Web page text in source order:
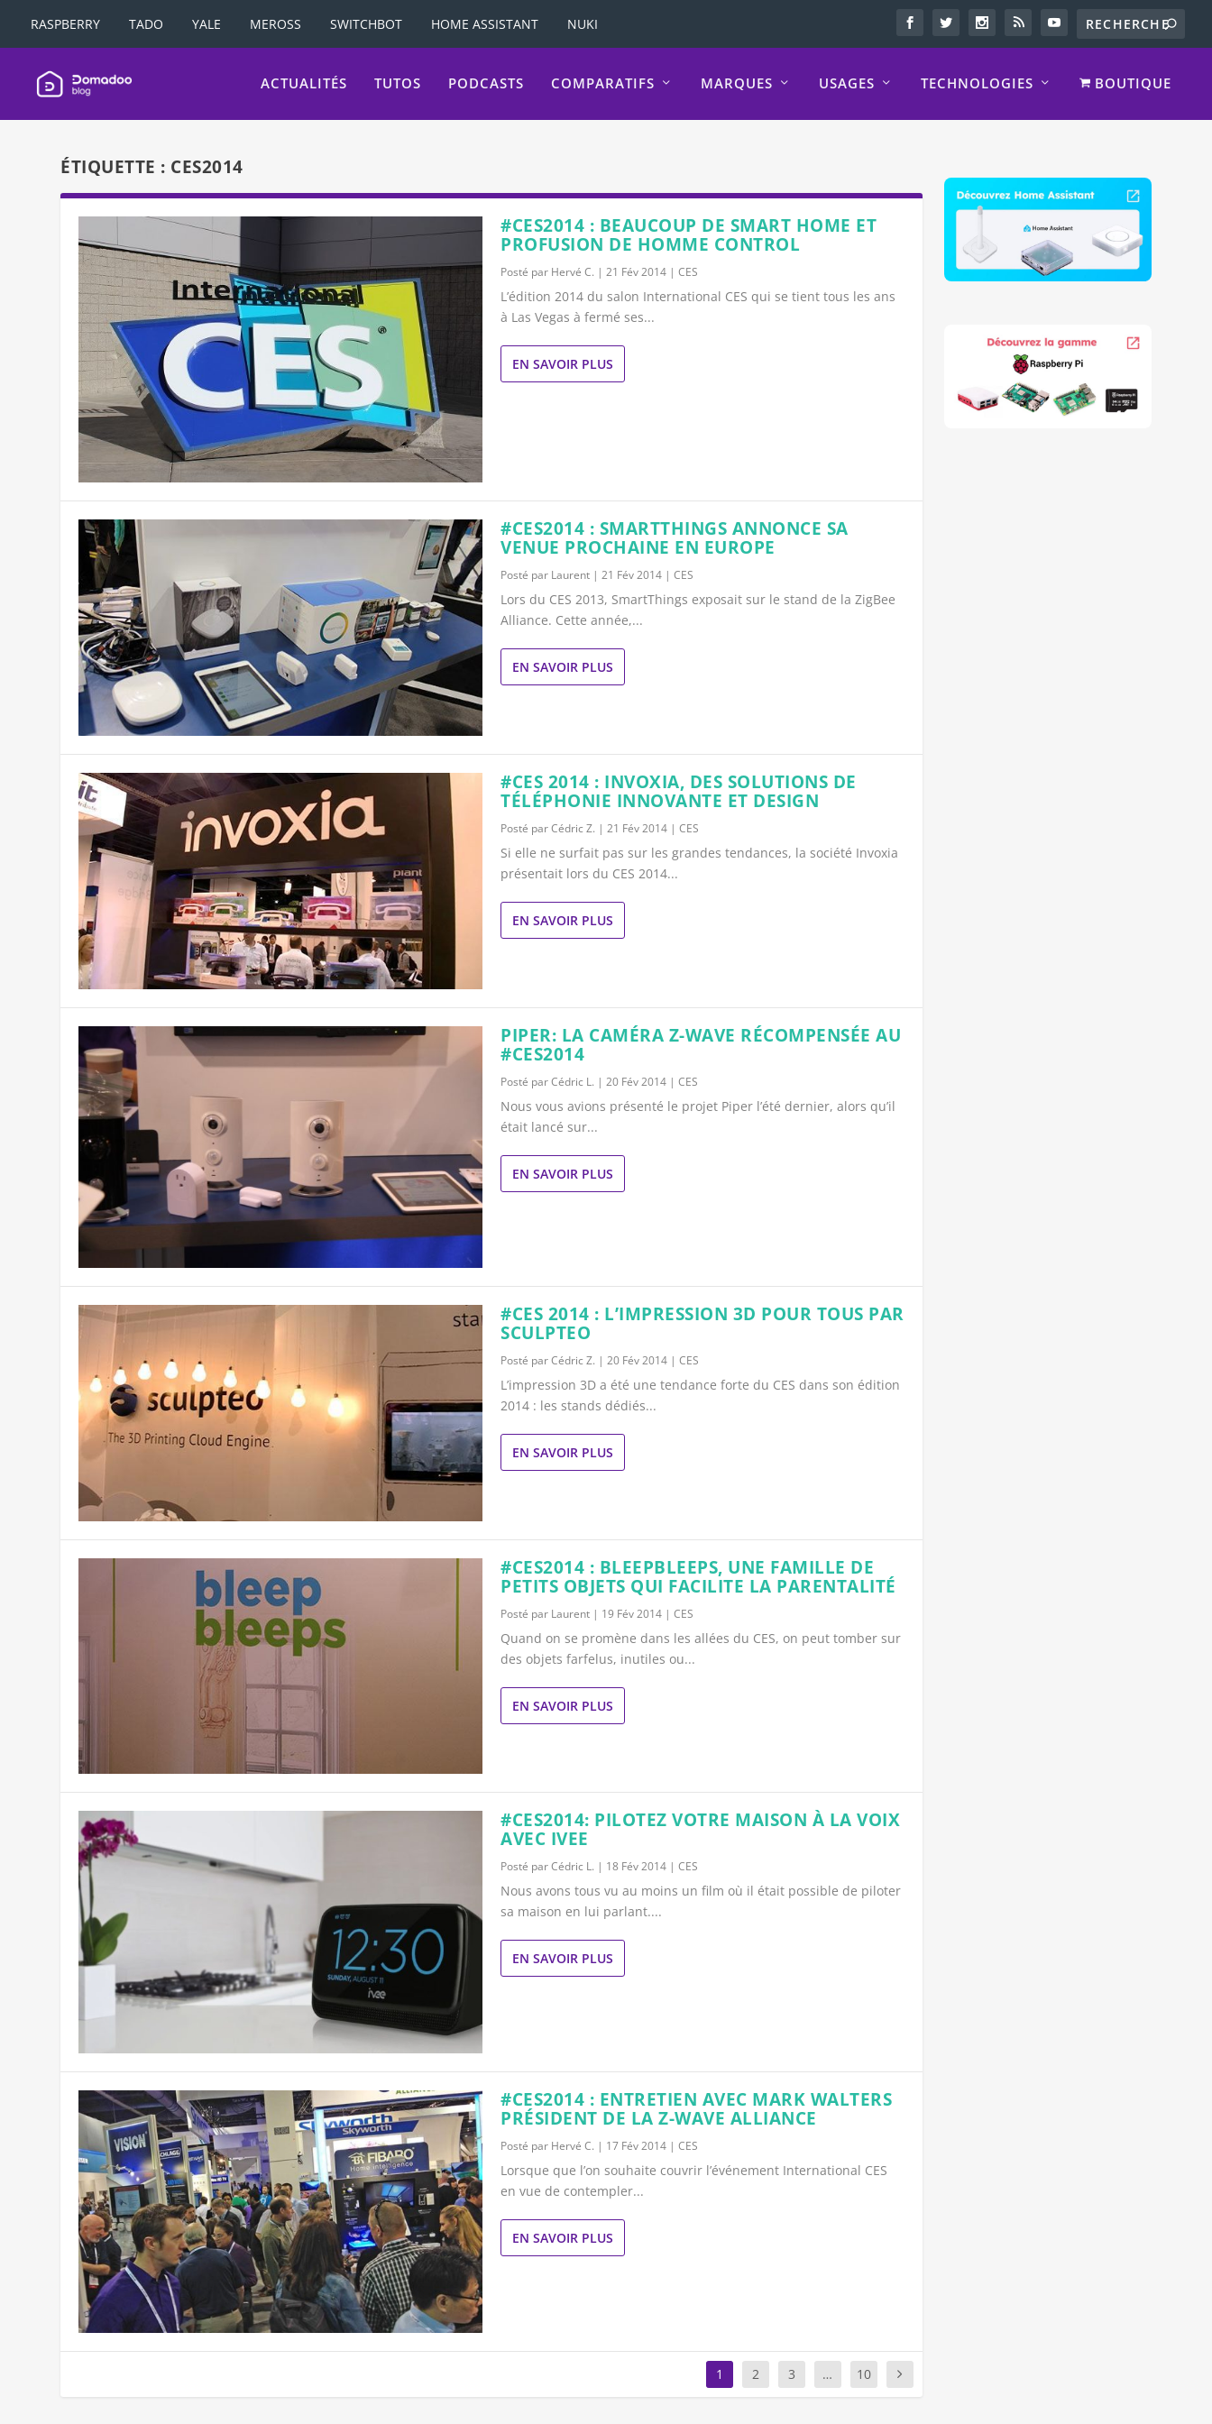
RASPBERRY TADO YALE MEROSS SWITCHBOT HOME ASSISTANT NUKI
ACTUALITÉS TUTOS PODCASTS COMPARATIFS MARQUES USAGES TECHNOLOGIES BOUTIQUE
ÉTIQUETTE : CES2014
#CES2014 : BEAUCOUP DE SMART HOME ET
PROFUSION DE HOMME CONTROL
Posté par Hervé C. |21 Fév 2014 |CES
L’édition 2014 du salon International CES qui se tient tous les ans
à Las Vegas à fermé ses...
EN SAVOIR PLUS
#CES2014 : SMARTTHINGS ANNONCE SA
VENUE PROCHAINE EN EUROPE
Posté par Laurent |21 Fév 2014 |CES
Lors du CES 2013, SmartThings exposait sur le stand de la ZigBee
Alliance. Cette année,...
EN SAVOIR PLUS
#CES 2014 : INVOXIA, DES SOLUTIONS DE
TÉLÉPHONIE INNOVANTE ET DESIGN
Posté parCédric Z. |21 Fév 2014 |CES
Si elle ne surfait pas sur les grandes tendances, la société Invoxia
présentait lors du CES 2014...
EN SAVOIR PLUS
PIPER: LA CAMÉRA Z-WAVE RÉCOMPENSÉE AU
#CES2014
Posté parCédric L. |20 Fév 2014 |CES
Nous vous avions présenté le projet Piper l’été dernier, alors qu’il
était lancé sur...
EN SAVOIR PLUS
#CES 2014 : L’IMPRESSION 3D POUR TOUS PAR
SCULPTEO
Posté parCédric Z. |20 Fév 2014 |CES
L’impression 3D a été une tendance forte du CES dans son édition
2014 : les stands dédiés...
EN SAVOIR PLUS
#CES2014 : BLEEPBLEEPS, UNE FAMILLE DE
PETITS OBJETS QUI FACILITE LA PARENTALITÉ
Posté par Laurent | 19 Fév 2014 |CES
Quand on se promène dans les allées du CES, on peut tomber sur
des objets farfelus, inutiles ou...
EN SAVOIR PLUS
#CES2014: PILOTEZ VOTRE MAISON À LA VOIX
AVEC IVEE
Posté parCédric L. | 18 Fév 2014 |CES
Nous avons tous vu au moins un film où il était possible de piloter
sa maison en lui parlant....
EN SAVOIR PLUS
#CES2014 : ENTRETIEN AVEC MARK WALTERS
PRÉSIDENT DE LA Z-WAVE ALLIANCE
Posté par Hervé C. | 17 Fév 2014 |CES
Lorsque que l’on souhaite couvrir l’événement International CES
en vue de contempler...
EN SAVOIR PLUS
1 2 3 … 10